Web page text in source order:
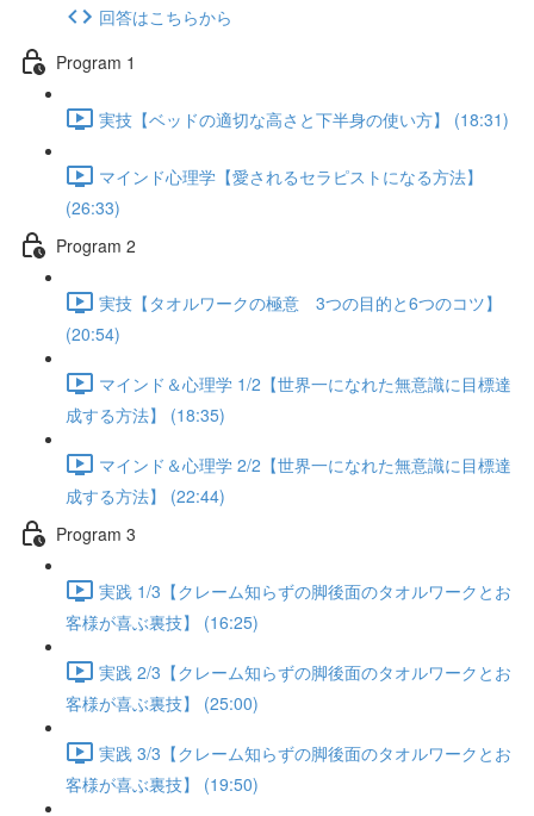
回答はこちらから
Program 1
実技【ベッドの適切な高さと下半身の使い方】 (18:31)
マインド心理学【愛されるセラピストになる方法】
(26:33)
Program 2
実技【タオルワークの極意 3つの目的と6つのコツ】
(20:54)
マインド＆心理学 1/2【世界一になれた無意識に目標達
成する方法】 (18:35)
マインド＆心理学 2/2【世界一になれた無意識に目標達
成する方法】 (22:44)
Program 3
実践 1/3【クレーム知らずの脚後面のタオルワークとお
客様が喜ぶ裏技】 (16:25)
実践 2/3【クレーム知らずの脚後面のタオルワークとお
客様が喜ぶ裏技】 (25:00)
実践 3/3【クレーム知らずの脚後面のタオルワークとお
客様が喜ぶ裏技】 (19:50)